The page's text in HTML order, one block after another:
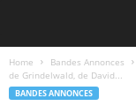
Home Bandes Annonces
de Grindelwald, de David...
BANDES ANNONCES